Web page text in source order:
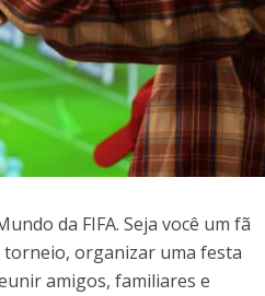
da FIFA. Seja você um fã
organizar uma festa
amigos, familiares e